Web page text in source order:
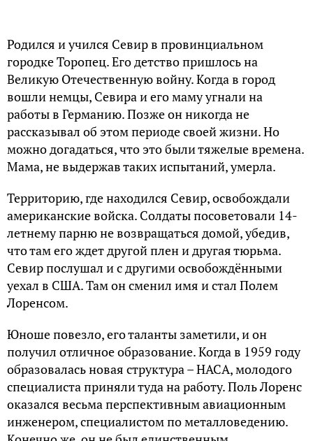
Родился и учился Севир в провинциальном
городке Торопец. Его детство пришлось на
Великую Отечественную войну. Когда в город
вошли немцы, Севира и его маму угнали на
работы в Германию. Позже он никогда не
рассказывал об этом периоде своей жизни. Но
можно догадаться, что это были тяжелые времена.
Мама, не выдержав таких испытаний, умерла.
Территорию, где находился Севир, освобождали
американские войска. Солдаты посоветовали 14-
летнему парню не возвращаться домой, убедив,
что там его ждет другой плен и другая тюрьма.
Севир послушал и с другими освобождёнными
уехал в США. Там он сменил имя и стал Полем
Лоренсом.
Юноше повезло, его таланты заметили, и он
получил отличное образование. Когда в 1959 году
образовалась новая структура – НАСА, молодого
специалиста приняли туда на работу. Поль Лоренс
оказался весьма перспективным авиационным
инженером, специалистом по металловедению.